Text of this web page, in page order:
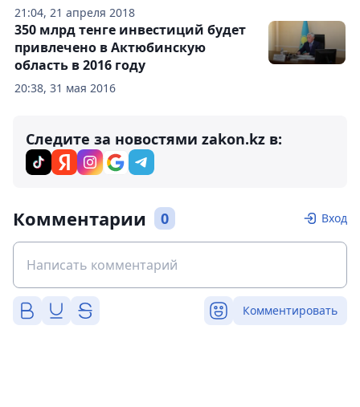
21:04, 21 апреля 2018
20:38, 31 мая 2016
350 млрд тенге инвестиций будет
привлечено в Актюбинскую
область в 2016 году
Следите за новостями zakon.kz в:
Комментарии 0 Вход
Комментировать